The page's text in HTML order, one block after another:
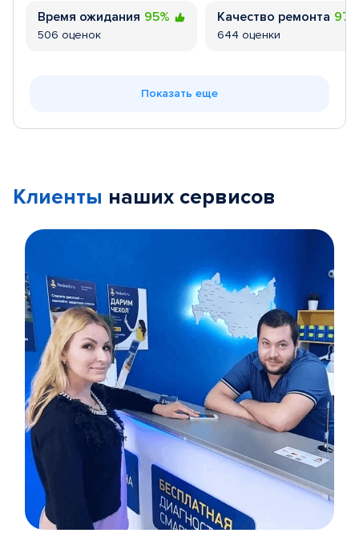
Время ожидания 95%
506 оценок
Качество ремонта
644 оценки
Показать еще
Клиенты наших сервисов